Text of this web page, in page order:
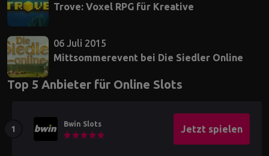
Trove: Voxel RPG für Kreative
06 Juli 2015
Mittsommerevent bei Die Siedler Online
Top 5 Anbieter für Online Slots
Bwin Slots Jetzt spielen